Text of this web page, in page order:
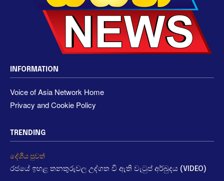
INFORMATION
Voice of Asia Network Home
Privacy and Cookie Policy
TRENDING
දේශීය පුවත්
රජයේ ඉහළ තනතුරුවල උද්ගත වී ඇති වැටුප් අර්බුදය (VIDEO)